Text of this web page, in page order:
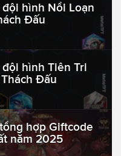
đội hình Nổi Loạn
Đấu
đội hình Tiên Tri
Đấu
hợp Giftcode
năm 2025